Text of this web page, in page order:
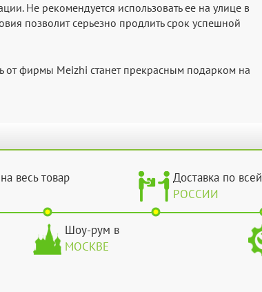
Не рекомендуется использовать ее на улице в
позволит серьезно продлить срок успешной
от фирмы Meizhi станет прекрасным подарком на
весь товар
Доставка по всей
РОССИИ
Шоу-рум в
МОСКВЕ